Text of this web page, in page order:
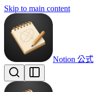
Skip to main content
Notion 公式